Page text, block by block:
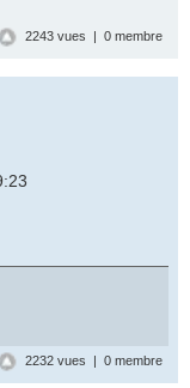
2243 vues | 0 membre
2232 vues | 0 membre